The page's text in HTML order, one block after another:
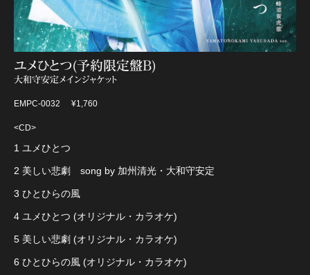
ユメひとつ(予約限定盤B)
大和守安定メインジャケット
EMPC-0032 ¥1,760
<CD>
1 ユメひとつ
2 美しい悲劇 song by 加州清光・大和守安定
3 ひとひらの風
4 ユメひとつ (オリジナル・カラオケ)
5 美しい悲劇 (オリジナル・カラオケ)
6 ひとひらの風 (オリジナル・カラオケ)